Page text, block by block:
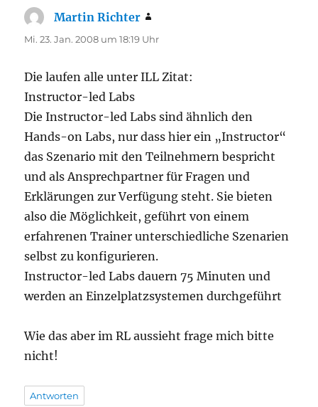
Martin Richter
Mi. 23. Jan. 2008 um 18:19 Uhr
Die laufen alle unter ILL Zitat:
Instructor-led Labs
Die Instructor-led Labs sind ähnlich den
Hands-on Labs, nur dass hier ein „Instructor“
das Szenario mit den Teilnehmern bespricht
und als Ansprechpartner für Fragen und
Erklärungen zur Verfügung steht. Sie bieten
also die Möglichkeit, geführt von einem
erfahrenen Trainer unterschiedliche Szenarien
selbst zu konfigurieren.
Instructor-led Labs dauern 75 Minuten und
werden an Einzelplatzsystemen durchgeführt
Wie das aber im RL aussieht frage mich bitte
nicht!
Antworten